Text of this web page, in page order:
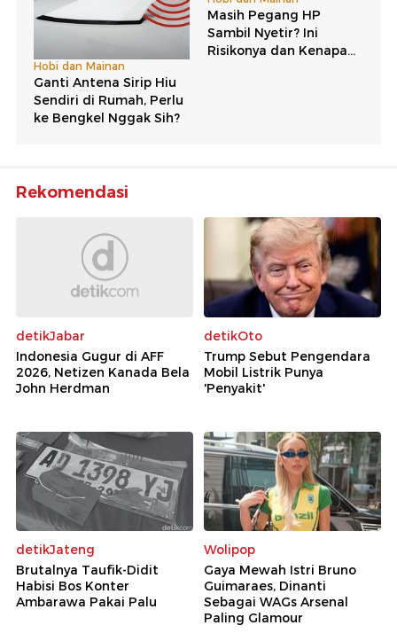
Rekomendasi
detikJabar
Indonesia Gugur di AFF
2026, Netizen Kanada Bela
John Herdman
detikOto
Trump Sebut Pengendara
Mobil Listrik Punya
'Penyakit'
detikJateng
Brutalnya Taufik-Didit
Habisi Bos Konter
Ambarawa Pakai Palu
Wolipop
Gaya Mewah Istri Bruno
Guimaraes, Dinanti
Sebagai WAGs Arsenal
Paling Glamour